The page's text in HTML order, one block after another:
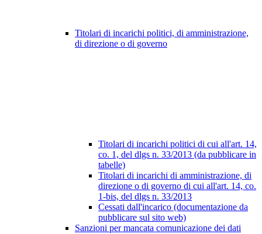
Titolari di incarichi politici, di amministrazione,
di direzione o di governo
Titolari di incarichi politici di cui all'art. 14,
co. 1, del dlgs n. 33/2013 (da pubblicare in
tabelle)
Titolari di incarichi di amministrazione, di
direzione o di governo di cui all'art. 14, co.
1-bis, del dlgs n. 33/2013
Cessati dall'incarico (documentazione da
pubblicare sul sito web)
Sanzioni per mancata comunicazione dei dati